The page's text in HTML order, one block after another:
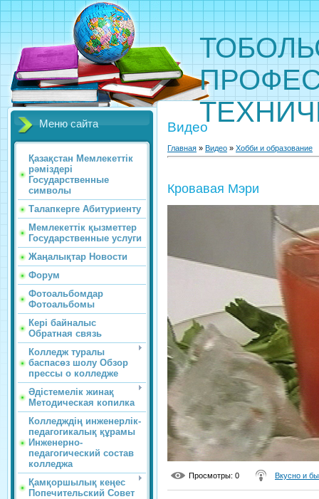
Меню сайта
Қазақстан Мемлекеттік
рәміздері
Государственные
символы
Талапкерге Абитуриенту
Мемлекеттік қызметтер
Государственные услуги
Жаңалықтар Новости
Форум
Фотоальбомдар
Фотоальбомы
Кері байналыс
Обратная связь
Колледж туралы
баспасөз шолу Обзор
прессы о колледже
Әдістемелік жинақ
Методическая копилка
Колледждің инженерлік-
педагогикалық құрамы
Инженерно-
педагогический состав
колледжа
Қамқоршылық кеңес
Попечительский Совет
Видео
Главная » Видео » Хобби и образование
Кровавая Мэри
Просмотры: 0 Вкусно и